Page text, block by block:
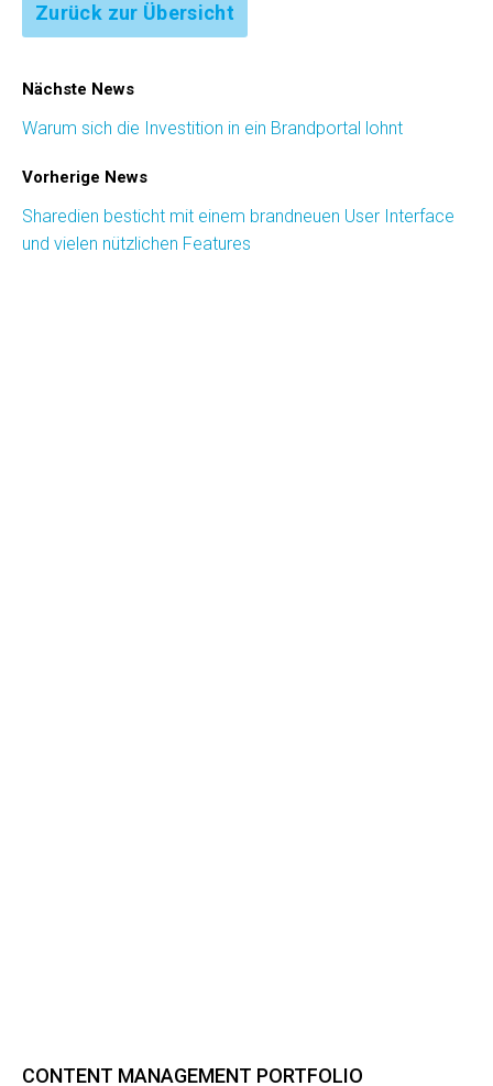
Zurück zur Übersicht
Nächste News
Warum sich die Investition in ein Brandportal lohnt
Vorherige News
Sharedien besticht mit einem brandneuen User Interface
und vielen nützlichen Features
CONTENT MANAGEMENT PORTFOLIO